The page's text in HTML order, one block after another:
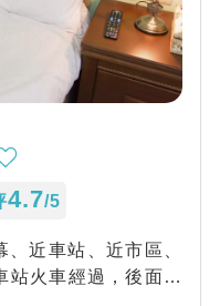
4.7/5
近車站、近市區、
站火車經過，後面可